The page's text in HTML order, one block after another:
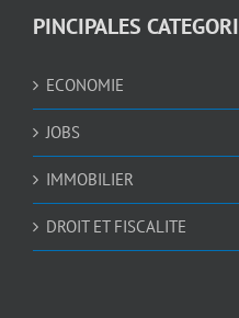
PINCIPALES
ECONOMIE
JOBS
IMMOBILIER
DROIT ET FISCALITE